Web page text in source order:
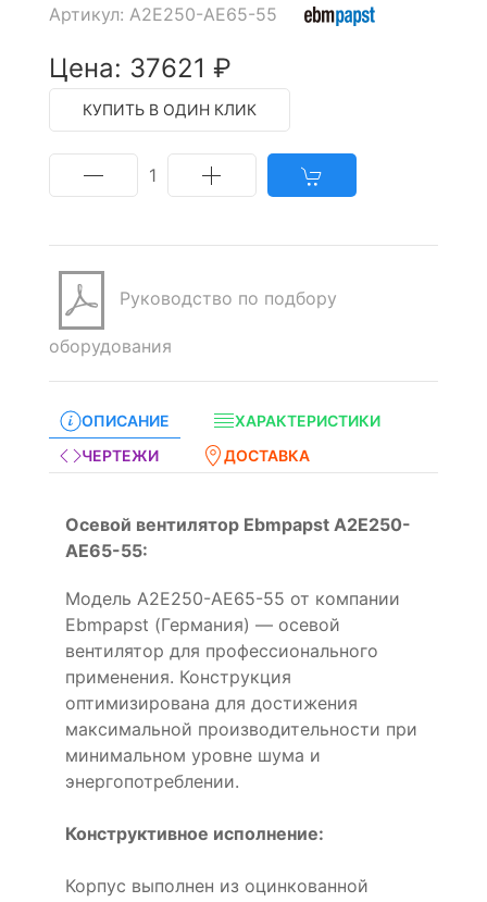
Артикул: A2E250-AE65-55
Цена: 37621 ₽
КУПИТЬ В ОДИН КЛИК
1
Руководство по подбору
оборудования
ОПИСАНИЕ
ХАРАКТЕРИСТИКИ
ЧЕРТЕЖИ
ДОСТАВКА
Осевой вентилятор Ebmpapst A2E250-
AE65-55:
Модель A2E250-AE65-55 от компании
Ebmpapst (Германия) — осевой
вентилятор для профессионального
применения. Конструкция
оптимизирована для достижения
максимальной производительности при
минимальном уровне шума и
энергопотреблении.
Конструктивное исполнение:
Корпус выполнен из оцинкованной